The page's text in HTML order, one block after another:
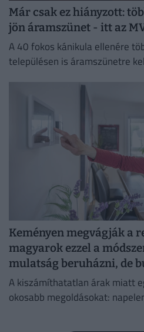
Már csak ez hiányzott:
jön áramszünet - itt az
A 40 fokos kánikula ellenére
településen is áramszünetre
Keményen megvágják a
magyarok ezzel a
mulatság beruházni, de
A kiszámíthatatlan árak miatt
okosabb megoldásokat: